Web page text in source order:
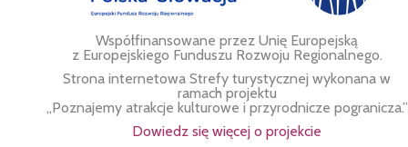
Współfinansowane przez Unię Europejską
z Europejskiego Funduszu Rozwoju Regionalnego.
Strona internetowa Strefy turystycznej wykonana w
ramach projektu
„Poznajemy atrakcje kulturowe i przyrodnicze pogranicza.”
Dowiedz się więcej o projekcie